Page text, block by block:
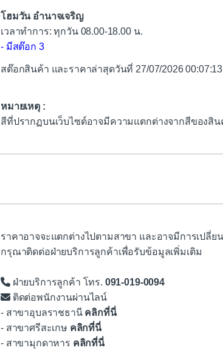
โฮมวัน อำนาจเจริญ
เวลาทำการ: ทุกวัน 08.00-18.00 น.
- มีสต๊อก 3
สต๊อกสินค้า และราคาล่าสุดวันที่ 27/07/2026 00:07:13
หมายเหตุ :
สีที่ปรากฏบนเว็บไซต์อาจมีความแตกต่างจากสีของสิ
ราคาอาจจะแตกต่างไปตามสาขา และอาจมีการเปลี่
กรุณาติดต่อฝ่ายบริการลูกค้าเพื่อรับข้อมูลเพิ่มเติม
ฝ่ายบริการลูกค้า โทร. 091-019-0094
ติดต่อพนักงานผ่านไลน์
- สาขาอุบลราชธานี คลิกที่นี่
- สาขาศรีสะเกษ คลิกที่นี่
- สาขามุกดาหาร คลิกที่นี่